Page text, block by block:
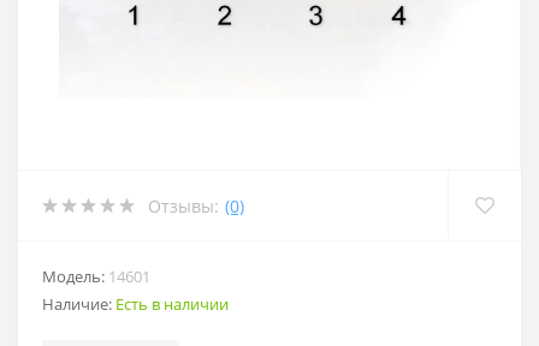
Отзывы: (0)
Модель: 14601
Наличие: Есть в наличии